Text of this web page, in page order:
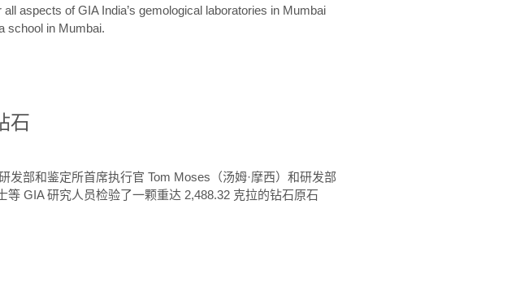
aspects of GIA India’s gemological laboratories in Mumbai
school in Mumbai.
石
发部和鉴定所首席执行官 Tom Moses（汤姆·摩西）和研发部
等 GIA 研究人员检验了一颗重达 2,488.32 克拉的钻石原石